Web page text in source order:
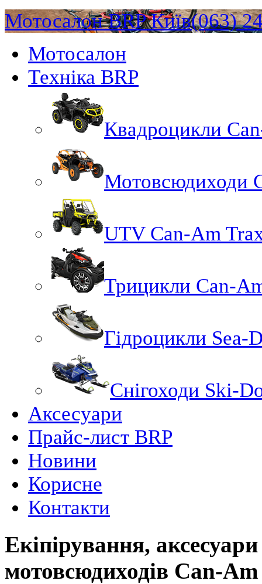
Мотосалон BRP Київ(063)
Мотосалон
Техніка BRP
Квадроцикли
Мотовсюдиходи
UTV Can-Am
Трицикли Can-
Гідроцикли Sea-
Снігоходи Ski-
Аксесуари
Прайс-лист BRP
Новини
Корисне
Контакти
Екіпірування,
мотовсюдиходів Can-